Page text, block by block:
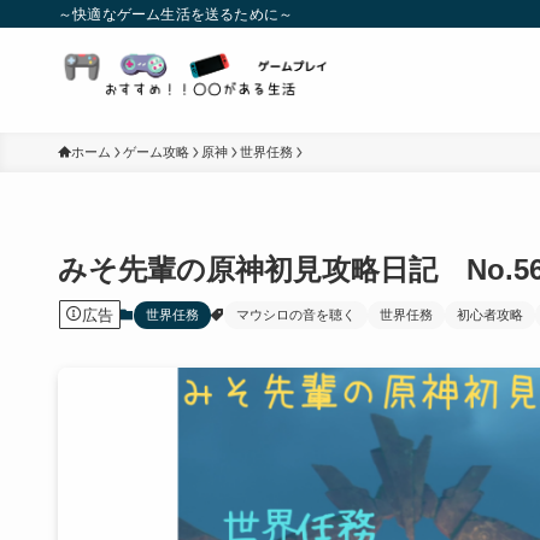
～快適なゲーム生活を送るために～
ホーム ゲーム攻略 原神 世界任務
みそ先輩の原神初見攻略日記
広告 世界任務 マウシロの音を聴く 世界任務 初心者攻略